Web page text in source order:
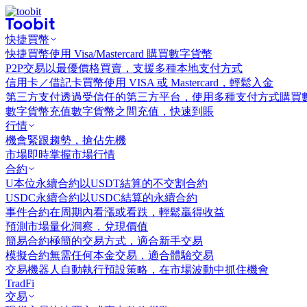
快捷買幣
快捷買幣使用 Visa/Mastercard 購買數字貨幣
P2P交易 以最優價格買賣，支援多種本地支付方式
信用卡／借記卡買幣使用 VISA 或 Mastercard，輕鬆入金
第三方支付透過受信任的第三方平台，使用多種支付方式購買
數字貨幣充值數字貨幣之間充值，快速到賬
行情
機會緊跟趨勢，搶佔先機
市場即時掌握市場行情
合約
U本位永續合約 以USDT結算的不交割合約
USDC永續合約 以USDC結算的永續合約
事件合約在周期內看漲或看跌，輕鬆贏得收益
預測市場量化洞察，兌現價值
簡易合約極簡的交易方式，適合新手交易
模擬合約無需任何本金交易，適合體驗交易
交易機器人 自動執行預設策略，在市場波動中抓住機會
TradFi
交易